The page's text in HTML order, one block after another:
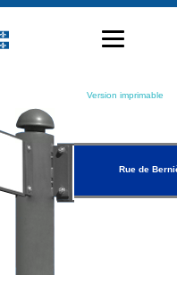
Version imprimable
Rue de